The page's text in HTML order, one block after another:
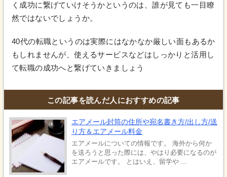
く成功に繋げていけそうかというのは、誰が見ても一目瞭
然ではないでしょうか。
40代の転職というのは実際にはなかなか厳しい面もあるか
もしれませんが、使えるサービスなどはしっかりと活用し
て転職の成功へと繋げていきましょう
この記事を読んだ人におすすめの記事
エアメール封筒の住所や宛名書き方/出し方/送
り方＆エアメール料金
エアメールについての情報です。 海外から何か
を送ろうと思った際には、やはり必要になるのが
エアメールです。 とはいえ、留学や ...